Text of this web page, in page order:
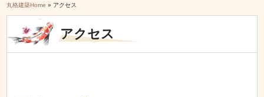
丸格建築Home » アクセス
アクセス